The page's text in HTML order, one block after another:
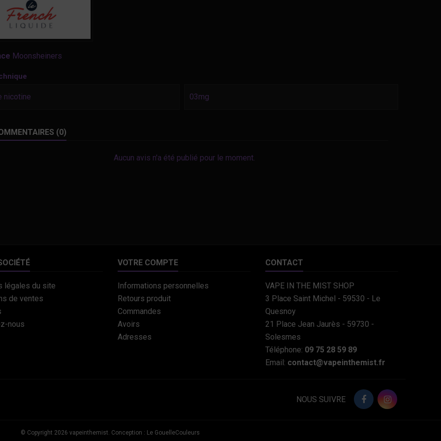
Moonsheiners
nicotine 03mg
(0)
Aucun avis n'a été publié pour le moment.
légales du site
de ventes
nous
VOTRE COMPTE
Informations personnelles
Retours produit
Commandes
Avoirs
Adresses
CONTACT
VAPE IN THE MIST SHOP
3 Place Saint Michel - 59530 - Le
Quesnoy
21 Place Jean Jaurès - 59730 -
Solesmes
Téléphone: 09 75 28 59 89
Email: contact@vapeinthemist.fr
NOUS SUIVRE
© Copyright 2026 vapeinthemist. Conception : Le GouelleCouleurs